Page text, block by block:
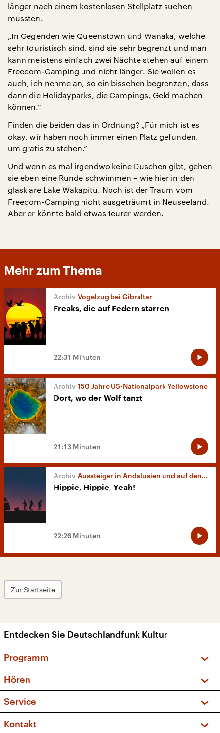
länger nach einem kostenlosen Stellplatz suchen
mussten.
„In Gegenden wie Queenstown und Wanaka, welche
sehr touristisch sind, sind sie sehr begrenzt und man
kann meistens einfach zwei Nächte stehen auf einem
Freedom-Camping und nicht länger. Sie wollen es
auch, ich nehme an, so ein bisschen begrenzen, dass
dann die Holidayparks, die Campings, Geld machen
können.“
Finden die beiden das in Ordnung? „Für mich ist es
okay, wir haben noch immer einen Platz gefunden,
um gratis zu stehen.“
Und wenn es mal irgendwo keine Duschen gibt, gehen
sie eben eine Runde schwimmen – wie hier in den
glasklare Lake Wakapitu. Noch ist der Traum vom
Freedom-Camping nicht ausgeträumt in Neuseeland.
Aber er könnte bald etwas teurer werden.
Mehr zum Thema
Vogelzug bei Gibraltar
Freaks, die auf Federn starren
22:31 Minuten
150 Jahre US-Nationalpark Yellowstone
Dort, wo der Wolf tanzt
21:13 Minuten
Aussteiger in Andalusien und auf den Kanaren
Hippie, Hippie, Yeah!
22:26 Minuten
Zur Startseite
Entdecken Sie Deutschlandfunk Kultur
Programm
Sendungen und Podcasts
Musikliste
Kakadu – Das Kinderprogramm
Hören
Frequenzen (UKW + DAB+)
Service
FAQ
Kontakt